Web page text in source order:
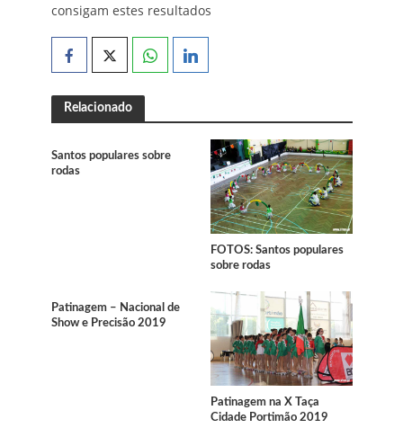
consigam estes resultados
Relacionado
Santos populares sobre
rodas
FOTOS: Santos populares
sobre rodas
Patinagem – Nacional de
Show e Precisão 2019
Patinagem na X Taça
Cidade Portimão 2019